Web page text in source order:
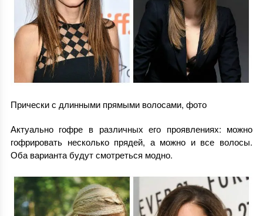
Прически с длинными прямыми волосами, фото
Актуально гофре в различных его проявлениях: можно
гофрировать несколько прядей, а можно и все волосы.
Оба варианта будут смотреться модно.